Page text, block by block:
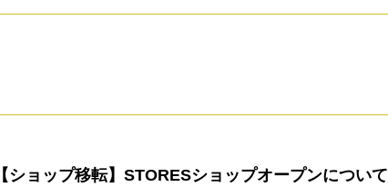
【ショップ移転】STORESショップオープンについて